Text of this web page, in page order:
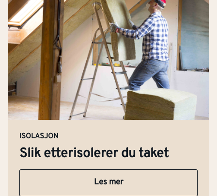
ISOLASJON
Slik etterisolerer du taket
Les mer